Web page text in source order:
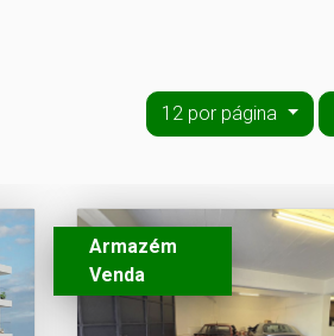
12 por página
Armazém
Venda